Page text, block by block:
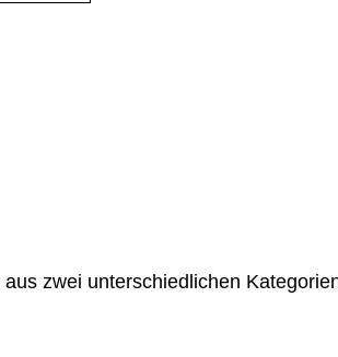
zwei unterschiedlichen